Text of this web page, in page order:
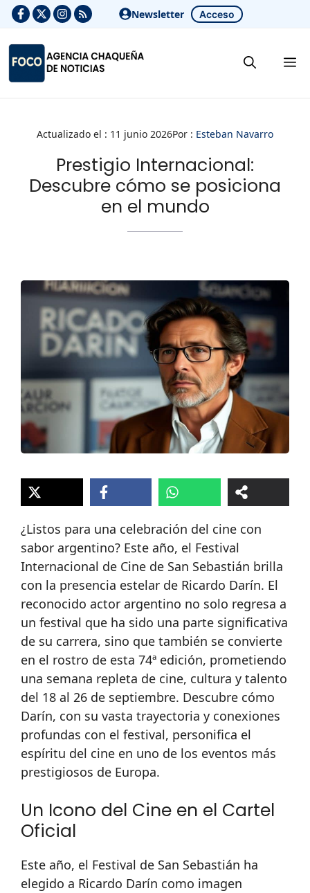
Saltar
contenido
Newsletter Acceso
Actualizado el : 11 junio 2026Por : Esteban Navarro
Prestigio Internacional:
Descubre cómo se posiciona
en el mundo
¿Listos para una celebración del cine con
sabor argentino? Este año, el Festival
Internacional de Cine de San Sebastián brilla
con la presencia estelar de Ricardo Darín. El
reconocido actor argentino no solo regresa a
un festival que ha sido una parte significativa
de su carrera, sino que también se convierte
en el rostro de esta 74ª edición, prometiendo
una semana repleta de cine, cultura y talento
del 18 al 26 de septiembre. Descubre cómo
Darín, con su vasta trayectoria y conexiones
profundas con el festival, personifica el
espíritu del cine en uno de los eventos más
prestigiosos de Europa.
Un Icono del Cine en el Cartel
Oficial
Este año, el Festival de San Sebastián ha
elegido a Ricardo Darín como imagen